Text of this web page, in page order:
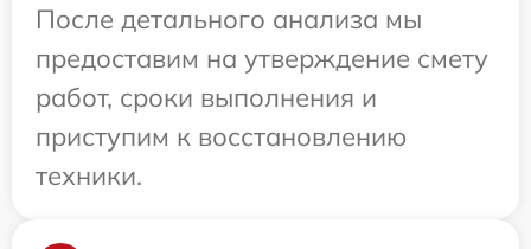
После детального анализа мы
предоставим на утверждение смету
работ, сроки выполнения и
приступим к восстановлению
техники.